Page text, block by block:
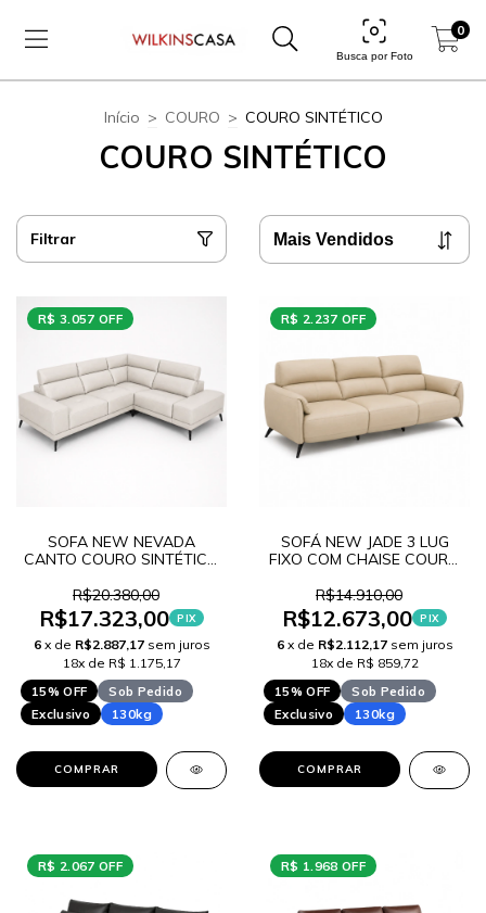
Busca por Foto
0
Início > COURO > COURO SINTÉTICO
COURO SINTÉTICO
Filtrar
R$ 3.057 OFF
SOFA NEW NEVADA
CANTO COURO SINTÉTICO
R$20.380,00
R$17.323,00 PIX
6 x de R$2.887,17 sem juros
18x de R$ 1.175,17
15% OFF
Sob Pedido
Exclusivo
130kg
COMPRAR
R$ 2.237 OFF
SOFÁ NEW JADE 3 LUG
FIXO COM CHAISE COURO
LANÇAMENTO
R$14.910,00
R$12.673,00 PIX
6 x de R$2.112,17 sem juros
18x de R$ 859,72
15% OFF
Sob Pedido
Exclusivo
130kg
COMPRAR
R$ 2.067 OFF R$ 1.968 OFF